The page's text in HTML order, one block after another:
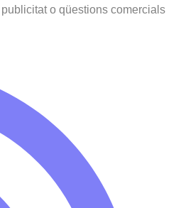
o qüestions comercials